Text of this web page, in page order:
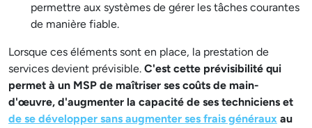
permettre aux systèmes de gérer les tâches courantes
de manière fiable.
Lorsque ces éléments sont en place, la prestation de
services devient prévisible. C'est cette prévisibilité qui
permet à un MSP de maîtriser ses coûts de main-
d'œuvre, d'augmenter la capacité de ses techniciens et
de se développer sans augmenter ses frais généraux au